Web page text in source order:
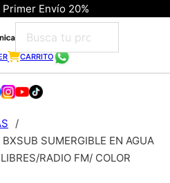
Envío 20%
CARRITO
/
SUMERGIBLE EN AGUA
RADIO FM/ COLOR